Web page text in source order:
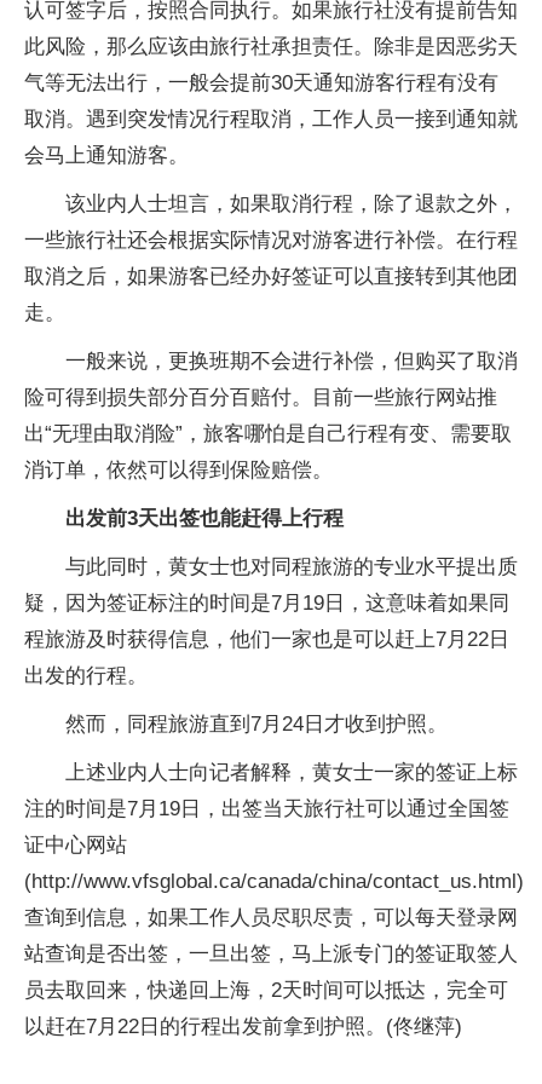
认可签字后，按照合同执行。如果旅行社没有提前告知
此风险，那么应该由旅行社承担责任。除非是因恶劣天
气等无法出行，一般会提前30天通知游客行程有没有
取消。遇到突发情况行程取消，工作人员一接到通知就
会马上通知游客。
该业内人士坦言，如果取消行程，除了退款之外，
一些旅行社还会根据实际情况对游客进行补偿。在行程
取消之后，如果游客已经办好签证可以直接转到其他团
走。
一般来说，更换班期不会进行补偿，但购买了取消
险可得到损失部分百分百赔付。目前一些旅行网站推
出“无理由取消险”，旅客哪怕是自己行程有变、需要取
消订单，依然可以得到保险赔偿。
出发前3天出签也能赶得上行程
与此同时，黄女士也对同程旅游的专业水平提出质
疑，因为签证标注的时间是7月19日，这意味着如果同
程旅游及时获得信息，他们一家也是可以赶上7月22日
出发的行程。
然而，同程旅游直到7月24日才收到护照。
上述业内人士向记者解释，黄女士一家的签证上标
注的时间是7月19日，出签当天旅行社可以通过全国签
证中心网站
(http://www.vfsglobal.ca/canada/china/contact_us.html)
查询到信息，如果工作人员尽职尽责，可以每天登录网
站查询是否出签，一旦出签，马上派专门的签证取签人
员去取回来，快递回上海，2天时间可以抵达，完全可
以赶在7月22日的行程出发前拿到护照。(佟继萍)